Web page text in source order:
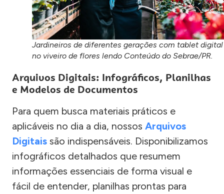
Jardineiros de diferentes gerações com tablet digital
no viveiro de flores lendo Conteúdo do Sebrae/PR.
Arquivos Digitais: Infográficos, Planilhas
e Modelos de Documentos
Para quem busca materiais práticos e
aplicáveis no dia a dia, nossos Arquivos
Digitais são indispensáveis. Disponibilizamos
infográficos detalhados que resumem
informações essenciais de forma visual e
fácil de entender, planilhas prontas para